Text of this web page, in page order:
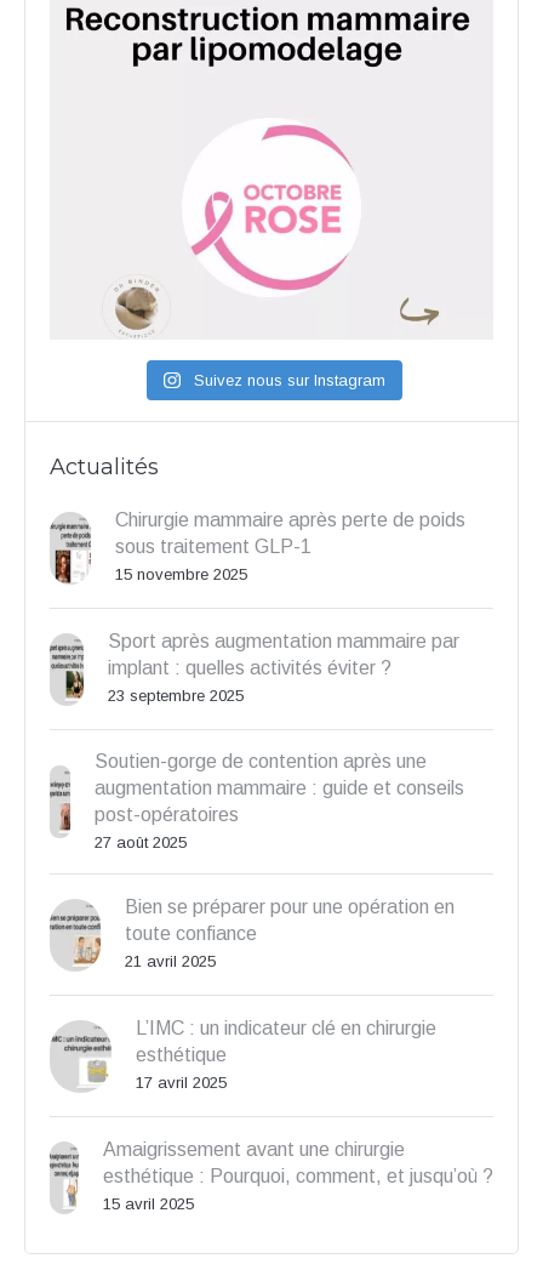
Suivez nous sur Instagram
Actualités
Chirurgie mammaire après perte de poids
sous traitement GLP-1
15 novembre 2025
Sport après augmentation mammaire par
implant : quelles activités éviter ?
23 septembre 2025
Soutien-gorge de contention après une
augmentation mammaire : guide et conseils
post-opératoires
27 août 2025
Bien se préparer pour une opération en
toute confiance
21 avril 2025
L’IMC : un indicateur clé en chirurgie
esthétique
17 avril 2025
Amaigrissement avant une chirurgie
esthétique : Pourquoi, comment, et jusqu’où ?
15 avril 2025